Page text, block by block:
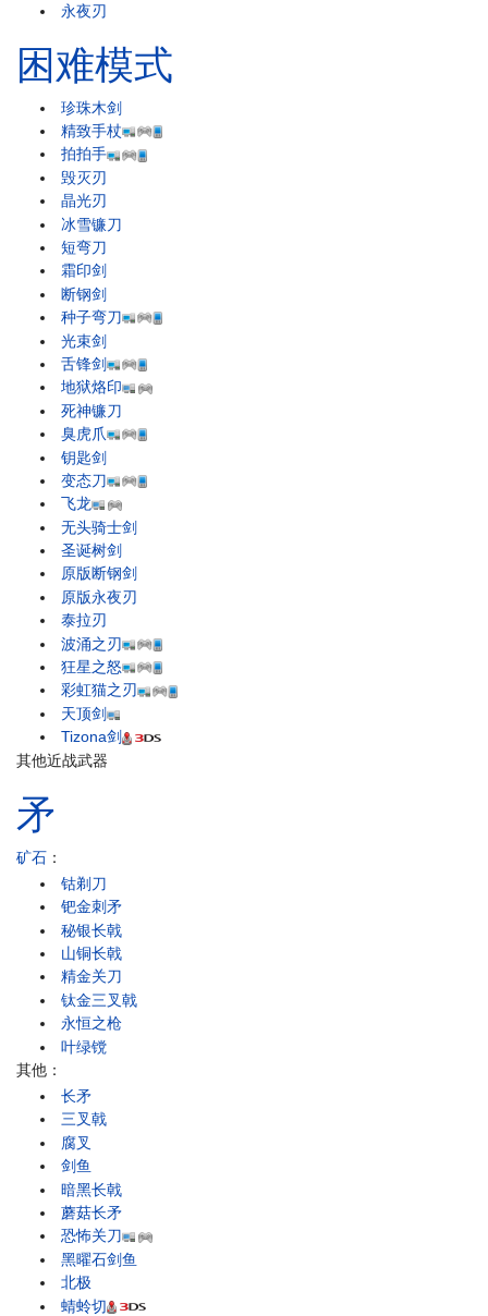
永夜刃
困难模式
珍珠木剑
精致手杖
拍拍手
毁灭刃
晶光刃
冰雪镰刀
短弯刀
霜印剑
断钢剑
种子弯刀
光束剑
舌锋剑
地狱烙印
死神镰刀
臭虎爪
钥匙剑
变态刀
飞龙
无头骑士剑
圣诞树剑
原版断钢剑
原版永夜刃
泰拉刃
波涌之刃
狂星之怒
彩虹猫之刃
天顶剑
Tizona剑
其他近战武器
矛
矿石 ：
钴剃刀
钯金刺矛
秘银长戟
山铜长戟
精金关刀
钛金三叉戟
永恒之枪
叶绿镋
其他：
长矛
三叉戟
腐叉
剑鱼
暗黑长戟
蘑菇长矛
恐怖关刀
黑曜石剑鱼
北极
蜻蛉切